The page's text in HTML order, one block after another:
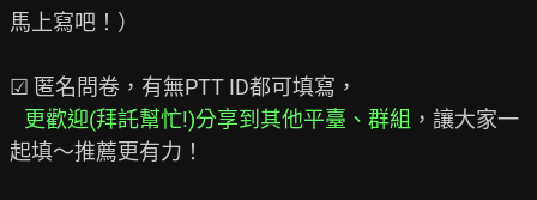
馬上寫吧！）
☑ 匿名問卷，有無PTT ID都可填寫，
更歡迎(拜託幫忙!)分享到其他平臺、群組 ，讓大家一
起填～推薦更有力！